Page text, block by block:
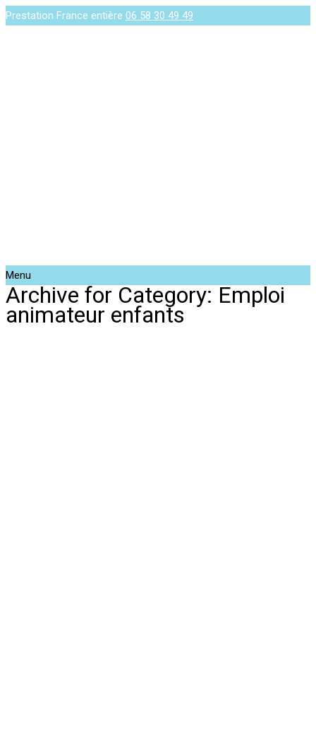
Prestation France entière 06 58 30 49 49
Menu
Archive for Category: Emploi
animateur enfants